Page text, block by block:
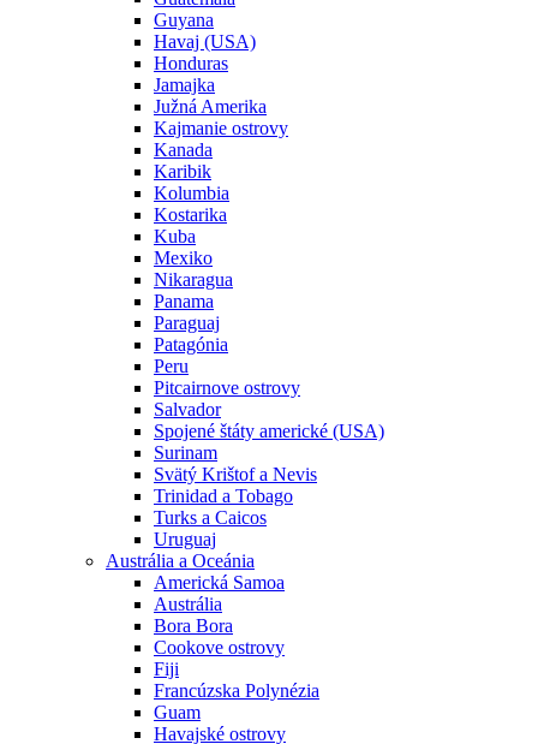
Guyana
Havaj (USA)
Honduras
Jamajka
Južná Amerika
Kajmanie ostrovy
Kanada
Karibik
Kolumbia
Kostarika
Kuba
Mexiko
Nikaragua
Panama
Paraguaj
Patagónia
Peru
Pitcairnove ostrovy
Salvador
Spojené štáty americké (USA)
Surinam
Svätý Krištof a Nevis
Trinidad a Tobago
Turks a Caicos
Uruguaj
Austrália a Oceánia
Americká Samoa
Austrália
Bora Bora
Cookove ostrovy
Fiji
Francúzska Polynézia
Guam
Havajské ostrovy